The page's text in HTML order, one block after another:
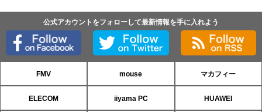
公式アカウントをフォローして最新情報を手に入れよう
FMV mouse マカフィー
ELECOM iiyama PC HUAWEI